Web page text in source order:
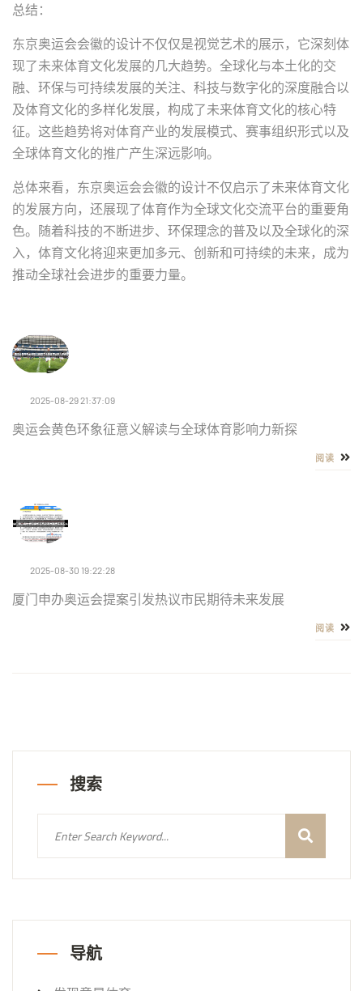
总结：
东京奥运会会徽的设计不仅仅是视觉艺术的展示，它深刻体
现了未来体育文化发展的几大趋势。全球化与本土化的交
融、环保与可持续发展的关注、科技与数字化的深度融合以
及体育文化的多样化发展，构成了未来体育文化的核心特
征。这些趋势将对体育产业的发展模式、赛事组织形式以及
全球体育文化的推广产生深远影响。
总体来看，东京奥运会会徽的设计不仅启示了未来体育文化
的发展方向，还展现了体育作为全球文化交流平台的重要角
色。随着科技的不断进步、环保理念的普及以及全球化的深
入，体育文化将迎来更加多元、创新和可持续的未来，成为
推动全球社会进步的重要力量。
2025-08-29 21:37:09
奥运会黄色环象征意义解读与全球体育影响力新探
阅读
2025-08-30 19:22:28
厦门申办奥运会提案引发热议市民期待未来发展
阅读
搜索
导航